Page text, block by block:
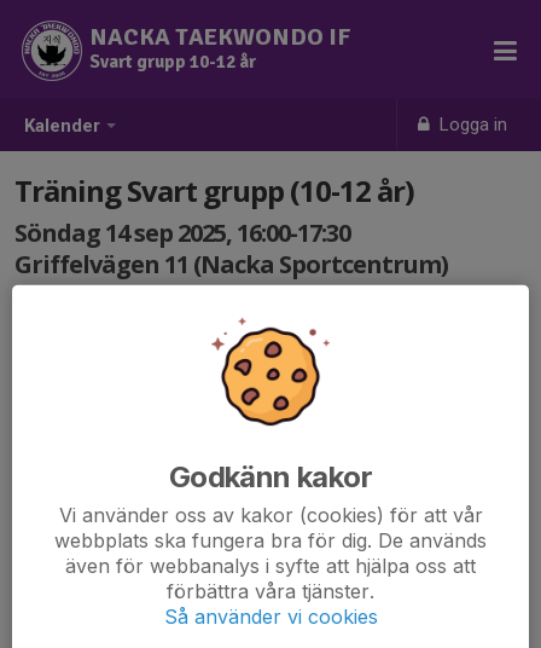
Kalender Logga in
NACKA TAEKWONDO IF
Svart grupp 10-12 år
Träning Svart grupp (10-12 år)
Söndag 14 sep 2025, 16:00-17:30
Griffelvägen 11 (Nacka Sportcentrum)
Godkänn kakor
Vi använder oss av kakor (cookies) för att vår
webbplats ska fungera bra för dig. De används
även för webbanalys i syfte att hjälpa oss att
förbättra våra tjänster.
Så använder vi cookies